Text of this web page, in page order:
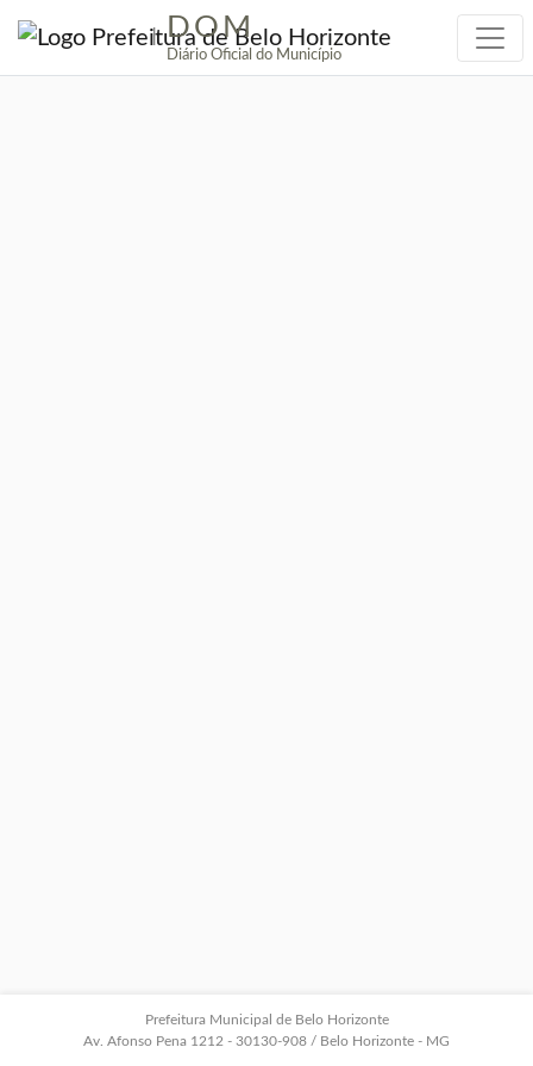
| DOM
Diário Oficial do Município
Prefeitura Municipal de Belo Horizonte
Av. Afonso Pena 1212 - 30130-908 / Belo Horizonte - MG